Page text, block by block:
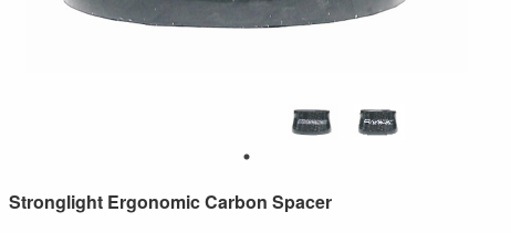
Stronglight Ergonomic Carbon Spacer